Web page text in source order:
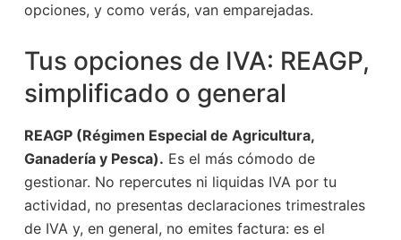
opciones, y como verás, van emparejadas.
Tus opciones de IVA: REAGP,
simplificado o general
REAGP (Régimen Especial de Agricultura,
Ganadería y Pesca). Es el más cómodo de
gestionar. No repercutes ni liquidas IVA por tu
actividad, no presentas declaraciones trimestrales
de IVA y, en general, no emites factura: es el